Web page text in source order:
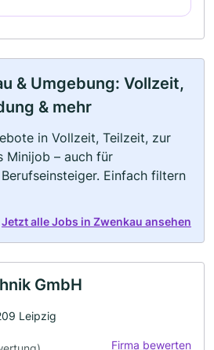
& Umgebung: Vollzeit,
& mehr
in Vollzeit, Teilzeit, zur
Minijob – auch für
Einfach filtern
Jetzt alle Jobs in Zwenkau ansehen
GmbH
Leipzig
Firma bewerten